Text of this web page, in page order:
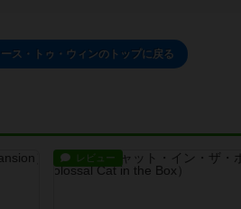
ース・トゥ・ウィンのトップに戻る
レビュー